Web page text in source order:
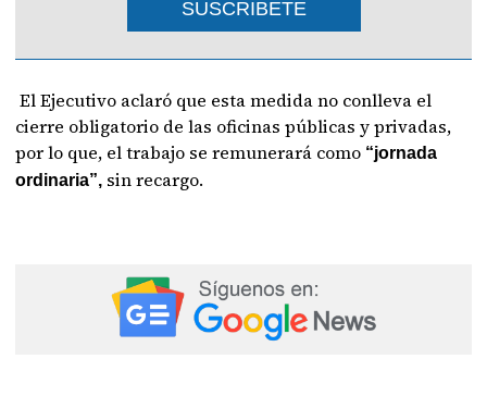
SUSCRIBETE
El Ejecutivo aclaró que esta medida no conlleva el
cierre obligatorio de las oficinas públicas y privadas,
por lo que, el trabajo se remunerará como “jornada
ordinaria”, sin recargo.